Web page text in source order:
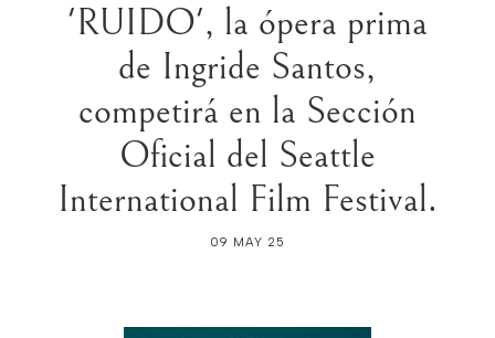
'RUIDO', la ópera prima
de Ingride Santos,
competirá en la Sección
Oficial del Seattle
International Film Festival.
09 MAY 25